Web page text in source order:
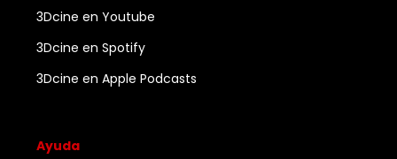
3Dcine en Youtube
3Dcine en Spotify
3Dcine en Apple Podcasts
Ayuda